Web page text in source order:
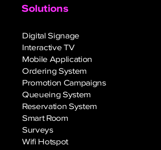
Solutions
Digital Signage
Interactive TV
Mobile Application
Ordering System
Promotion Campaigns
Queueing System
Reservation System
Smart Room
Surveys
Wifi Hotspot